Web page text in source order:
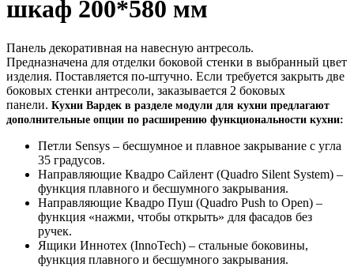
шкаф 200*580 мм
Панель декоративная на навесную антресоль.
Предназначена для отделки боковой стенки в выбранный цвет
изделия. Поставляется по-штучно. Если требуется закрыть две
боковых стенки антресоли, заказывается 2 боковых
панели. Кухни Вардек в разделе модули для кухни предлагают
дополнительные опции по расширению функциональности кухни:
Петли Sensys – бесшумное и плавное закрывание с угла
35 градусов.
Направляющие Квадро Сайлент (Quadro Silent System) –
функция плавного и бесшумного закрывания.
Направляющие Квадро Пуш (Quadro Push to Open) –
функция «нажми, чтобы открыть» для фасадов без
ручек.
Ящики Иннотех (InnoTech) – стальные боковины,
функция плавного и бесшумного закрывания.